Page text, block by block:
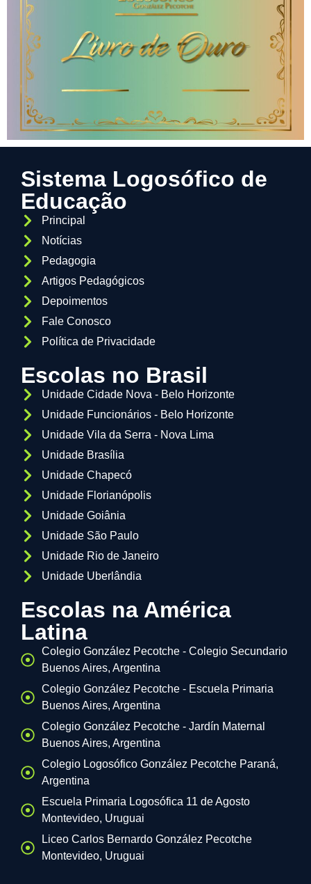
Sistema Logosófico de
Educação
Principal
Notícias
Pedagogia
Artigos Pedagógicos
Depoimentos
Fale Conosco
Política de Privacidade
Escolas no Brasil
Unidade Cidade Nova - Belo Horizonte
Unidade Funcionários - Belo Horizonte
Unidade Vila da Serra - Nova Lima
Unidade Brasília
Unidade Chapecó
Unidade Florianópolis
Unidade Goiânia
Unidade São Paulo
Unidade Rio de Janeiro
Unidade Uberlândia
Escolas na América
Latina
Colegio González Pecotche - Colegio Secundario
Buenos Aires, Argentina
Colegio González Pecotche - Escuela Primaria
Buenos Aires, Argentina
Colegio González Pecotche - Jardín Maternal
Buenos Aires, Argentina
Colegio Logosófico González Pecotche Paraná,
Argentina
Escuela Primaria Logosófica 11 de Agosto
Montevideo, Uruguai
Liceo Carlos Bernardo González Pecotche
Montevideo, Uruguai